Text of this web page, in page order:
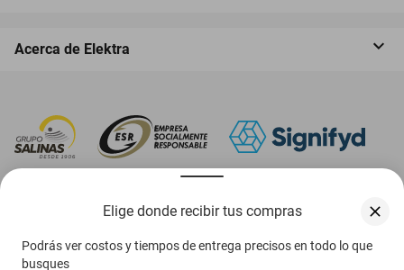
Elige donde recibir tus compras
Podrás ver costos y tiempos de entrega precisos en todo lo que
busques
Acerca de Elektra